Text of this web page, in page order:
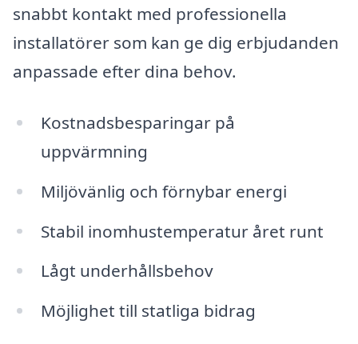
snabbt kontakt med professionella
installatörer som kan ge dig erbjudanden
anpassade efter dina behov.
Kostnadsbesparingar på
uppvärmning
Miljövänlig och förnybar energi
Stabil inomhustemperatur året runt
Lågt underhållsbehov
Möjlighet till statliga bidrag